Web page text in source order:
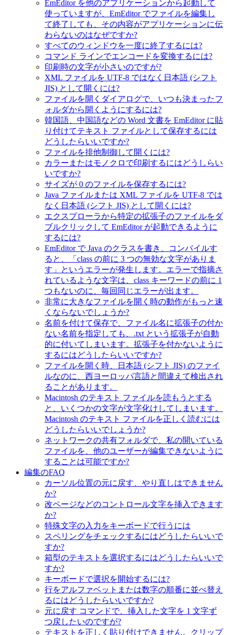
EmEditor を他のアプリケーションから起動して
使っていますが、EmEditor でファイルを編集し
て終了しても、その内容がアプリケーションに伝
わらないのはなぜですか?
すべてのウィンドウを一度に終了するには?
コマンド ラインでエンコードを変換するには?
印刷時の文字が小さいのですが?
XML ファイルを UTF-8 ではなく日本語 (シフト
JIS) として開くには?
ファイルを開くダイアログで、いつも決まったフ
ォルダから開くようにするには?
韓国語、中国語などの Word 文書を EmEditor に貼
り付けてテキスト ファイルとして保存するには
どうしたらいいですか?
ファイルを排他制御して開くには?
カラーまたはモノクロで印刷するにはどうしらい
いですか?
サイズが 0 のファイルを保存するには?
Java ファイルまたは XML ファイルを UTF-8 では
なく日本語 (シフト JIS) として開くには?
エクスプローラから特定の拡張子のファイルをダ
ブルクリックして EmEditor が起動できるように
するには?
EmEditor で Java のクラスを書き、コンパイルす
ると、「class の前に 3 つの無効な文字がありま
す」というエラーが発生します。エラーで指摘さ
れているような文字は、class キーワードの前に 1
つもないのに、毎回同じエラーが出ます。
非常に大きなファイルを開く時の動作がもっと速
くならないでしょうか?
名前を付けて保存で、ファイル名に拡張子の付か
ない名前を指定しても、.txt という拡張子が自動
的に付いてしまいます。拡張子を付かないように
するにはどうしたらいいですか?
ファイルを開く時、日本語 (シフト JIS) のファイ
ルなのに、西ヨーロッパ言語と間違えて検出され
ることがあります。
Macintosh のテキスト ファイルを読もうとする
と、いくつかの文字が文字化けしてしまいます。
Macintosh のテキスト ファイルを正しく読むには
どうしたらいいでしょうか?
ネットワークの共有フォルダで、私の開いている
ファイルを、他のユーザーが編集できないように
することは可能ですか?
編集のFAQ
カーソル位置の元に戻す、やり直しはできません
か?
改ページなどのコントロール文字を挿入できます
か?
特殊文字の入力をキーボードで行うには
スペリングをチェックするにはどうしたらいいで
すか?
箱型のテキストを選択するにはどうしたらいいで
すか?
キーボードで選択を開始するには?
行をアルファベットまたは数字の順番に並べ替え
るにはどうしたらいいですか?
元に戻す コマンドで、挿入した文字を 1 文字ず
つ戻したいのですが?
テキストを正しく貼り付けできません。クリップ